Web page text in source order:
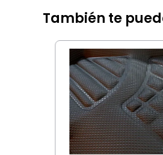
También te